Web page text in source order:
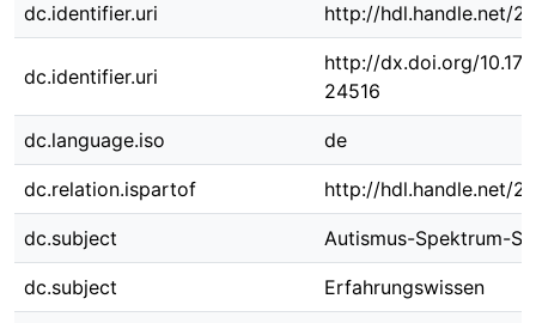
dc.identifier.uri http://hdl.handle.net/
dc.identifier.uri
http://dx.doi.org/
24516
dc.language.iso de
dc.relation.ispartof http://hdl.handle.net/
dc.subject Autismus-Spektrum-
dc.subject Erfahrungswissen